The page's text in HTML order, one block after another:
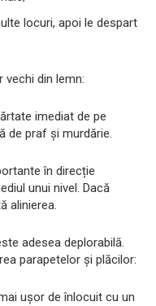
locuri, apoi le despart
vechi din lemn:
imediat de pe
de praf și murdărie.
în direcție
unui nivel. Dacă
alinierea.
adesea deplorabilă.
parapetelor și plăcilor:
ușor de înlocuit cu un